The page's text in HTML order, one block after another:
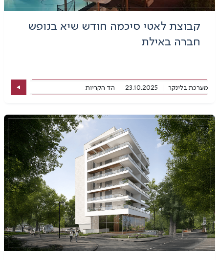
קבוצת לאטי סיכמה חודש שיא בנופש
חברה באילת
מערכת בלינקר 23.10.2025 הד הקריות